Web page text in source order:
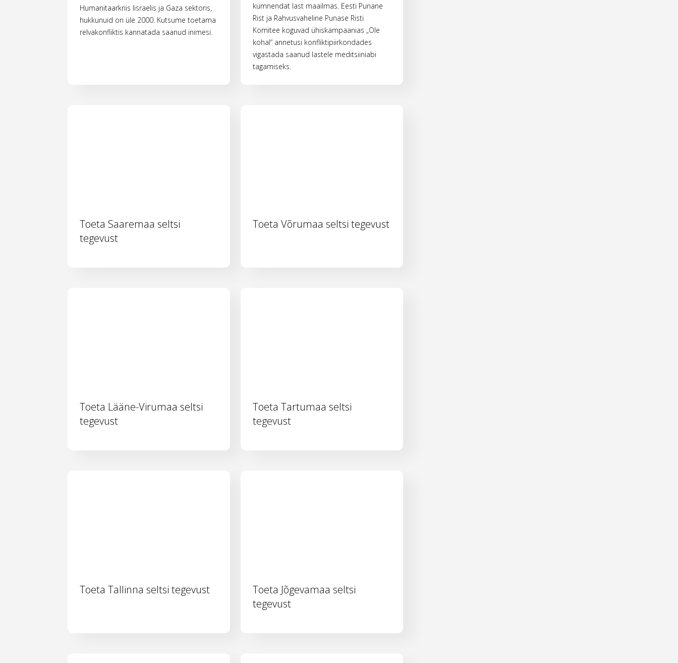
Humanitaarkriis Iisraelis ja Gaza sektoris,
hukkunuid on üle 2000. Kutsume toetama
relvakonfliktis kannatada saanud inimesi.
kümnendat last maailmas. Eesti Punane
Rist ja Rahvusvaheline Punase Risti
Komitee koguvad ühiskampaanias „Ole
kohal“ annetusi konfliktipiirkondades
vigastada saanud lastele meditsiiniabi
tagamiseks.
Toeta Saaremaa seltsi
tegevust
Toeta Võrumaa seltsi tegevust
Toeta Lääne-Virumaa seltsi
tegevust
Toeta Tartumaa seltsi
tegevust
Toeta Tallinna seltsi tegevust
Toeta Jõgevamaa seltsi
tegevust